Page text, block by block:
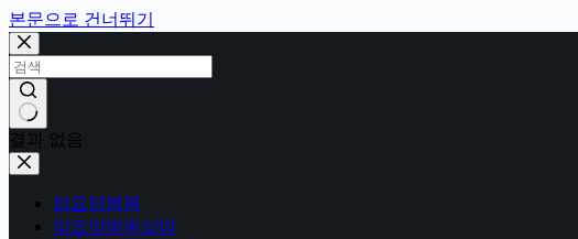
본문으로 건너뛰기
결과 없음
암요양병원
암요양병원상담